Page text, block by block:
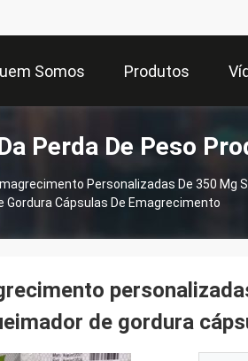
Somos Produtos
Perda De Peso
Personalizadas De 350 Mg
Gordura Cápsulas De Emagrecimento
de gordura